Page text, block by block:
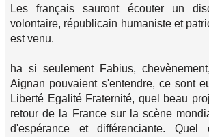
Les français sauront écouter un
volontaire, républicain humaniste et
est venu.
ha si seulement Fabius,
Aignan pouvaient s'entendre, ce sont
Liberté Egalité Fraternité, quel beau
retour de la France sur la scène
d'espérance et différenciante.